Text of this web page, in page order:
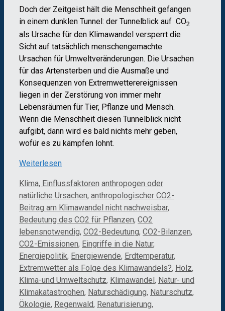
Doch der Zeitgeist hält die Menschheit gefangen
in einem dunklen Tunnel: der Tunnelblick auf CO2
als Ursache für den Klimawandel versperrt die
Sicht auf tatsächlich menschengemachte
Ursachen für Umweltveränderungen. Die Ursachen
für das Artensterben und die Ausmaße und
Konsequenzen von Extremwetterereignissen
liegen in der Zerstörung von immer mehr
Lebensräumen für Tier, Pflanze und Mensch.
Wenn die Menschheit diesen Tunnelblick nicht
aufgibt, dann wird es bald nichts mehr geben,
wofür es zu kämpfen lohnt.
Weiterlesen
Kategorien
Klima, Einflussfaktoren Schlagwörter
anthropogen oder
natürliche Ursachen, anthropologischer CO2-
Beitrag am Klimawandel nicht nachweisbar,
Bedeutung des CO2 für Pflanzen, CO2
lebensnotwendig, CO2-Bedeutung, CO2-Bilanzen,
CO2-Emissionen, Eingriffe in die Natur,
Energiepolitik, Energiewende, Erdtemperatur,
Extremwetter als Folge des Klimawandels?, Holz,
Klima-und Umweltschutz, Klimawandel , Natur- und
Klimakatastrophen, Naturschädigung, Naturschutz,
Ökologie, Regenwald, Renaturisierung,